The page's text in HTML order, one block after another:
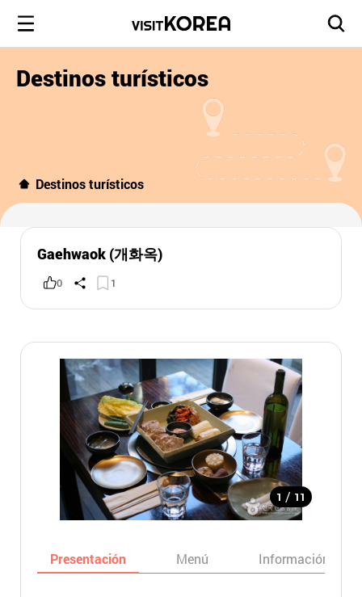
Destinos turísticos
Destinos turísticos
Gaehwaok (개화옥)
0 1
1 / 11
Presentación Menú Información